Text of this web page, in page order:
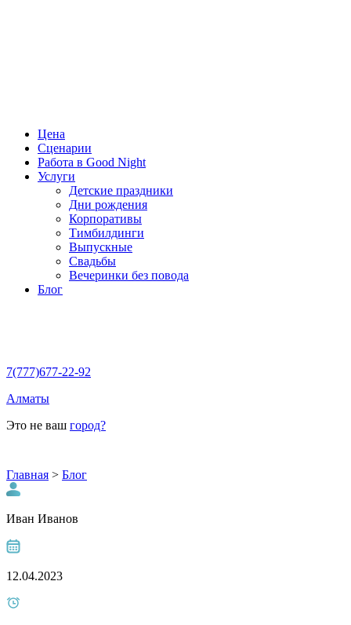
Цена
Сценарии
Работа в Good Night
Услуги
Детские праздники
Дни рождения
Корпоративы
Тимбилдинги
Выпускные
Свадьбы
Вечеринки без повода
Блог
7(777)677-22-92
Алматы
Это не ваш город?
Главная > Блог
Иван Иванов
12.04.2023